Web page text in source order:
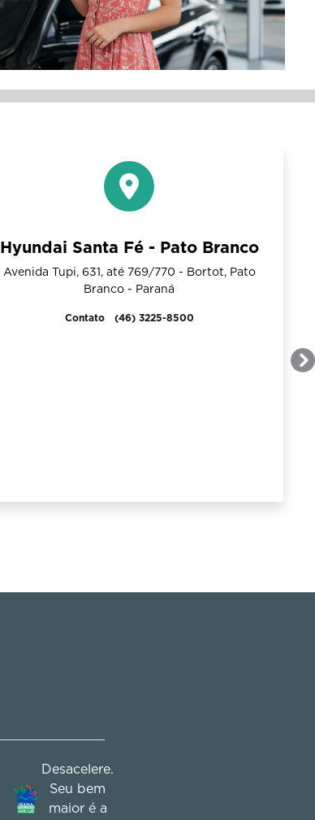
Hyundai Santa Fé - Pato Branco
Avenida Tupi, 631, até 769/770 - Bortot, Pato
Branco - Paraná
Contato (46) 3225-8500
Desacelere.
Seu bem
maior é a